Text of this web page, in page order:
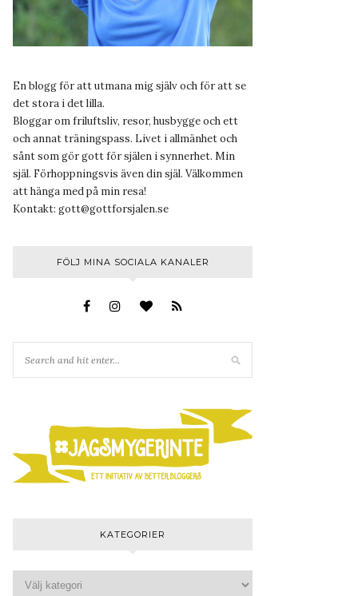
En blogg för att utmana mig själv och för att se
det stora i det lilla.
Bloggar om friluftsliv, resor, husbygge och ett
och annat träningspass. Livet i allmänhet och
sånt som gör gott för själen i synnerhet. Min
själ. Förhoppningsvis även din själ. Välkommen
att hänga med på min resa!
Kontakt: gott@gottforsjalen.se
FÖLJ MINA SOCIALA KANALER
KATEGORIER